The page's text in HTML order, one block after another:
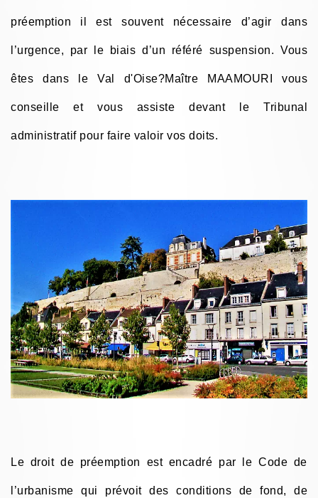
préemption il est souvent nécessaire d’agir dans
l’urgence, par le biais d’un référé suspension. Vous
êtes dans le Val d'Oise?Maître MAAMOURI vous
conseille et vous assiste devant le Tribunal
administratif pour faire valoir vos doits.
Le droit de préemption est encadré par le Code de
l’urbanisme qui prévoit des conditions de fond, de